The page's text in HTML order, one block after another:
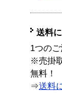
送料
1つの
※売掛
無料！
⇒送料